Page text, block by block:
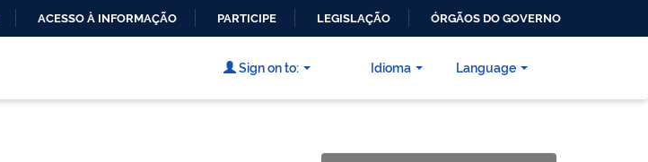
CONTEÚDO
ACESSO À INFORMAÇÃO PARTICIPE LEGISLAÇÃO ÓRGÃOS DO GOVERNO
Language
Sign on to: Idioma